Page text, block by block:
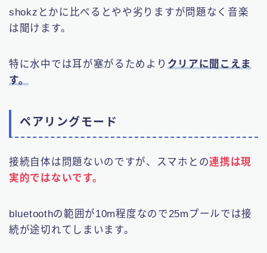
shokzとかに比べるとやや劣りますが問題なく音楽
は聞けます。
特に水中では耳が塞がるためより クリアに聞こえま
す。
ペアリングモード
接続自体は問題ないのですが、スマホとの連携は現
実的ではないです。
bluetoothの範囲が10m程度なので25mプールでは接
続が途切れてしまいます。